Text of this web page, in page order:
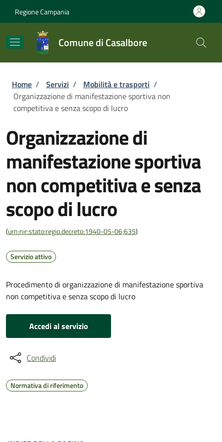
Regione Campania
Comune di Casalbore
Briciole di pane
Home / Servizi / Mobilità e trasporti /
Organizzazione di manifestazione sportiva non
competitiva e senza scopo di lucro
Organizzazione di
manifestazione sportiva
non competitiva e senza
scopo di lucro
(urn:nir:stato:regio.decreto:1940-05-06;635)
Servizio attivo
Procedimento di organizzazione di manifestazione sportiva
non competitiva e senza scopo di lucro
Accedi al servizio
Condividi
Normativa di riferimento